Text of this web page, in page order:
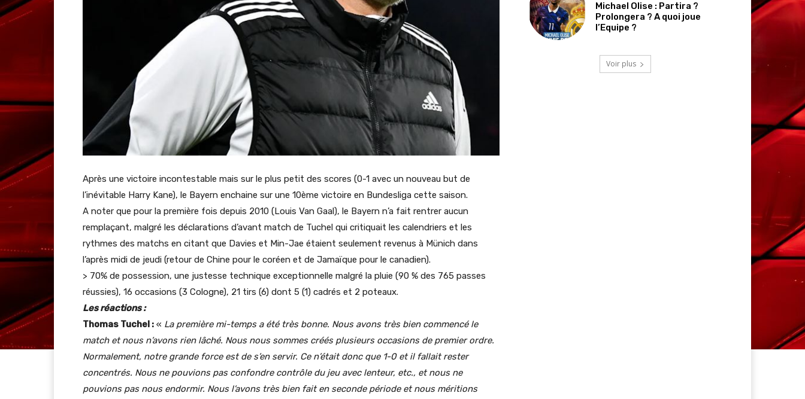
Après une victoire incontestable mais sur le plus petit des scores (0-1 avec un nouveau but de
l’inévitable Harry Kane), le Bayern enchaine sur une 10ème victoire en Bundesliga cette saison.
A noter que pour la première fois depuis 2010 (Louis Van Gaal), le Bayern n’a fait rentrer aucun
remplaçant, malgré les déclarations d’avant match de Tuchel qui critiquait les calendriers et les
rythmes des matchs en citant que Davies et Min-Jae étaient seulement revenus à Münich dans
l’après midi de jeudi (retour de Chine pour le coréen et de Jamaïque pour le canadien).
> 70% de possession, une justesse technique exceptionnelle malgré la pluie (90 % des 765 passes
réussies), 16 occasions (3 Cologne), 21 tirs (6) dont 5 (1) cadrés et 2 poteaux.
Les réactions :
Thomas Tuchel : « La première mi-temps a été très bonne. Nous avons très bien commencé le
match et nous n’avons rien lâché. Nous nous sommes créés plusieurs occasions de premier ordre.
Normalement, notre grande force est de s’en servir. Ce n’était donc que 1-0 et il fallait rester
concentrés. Nous ne pouvions pas confondre contrôle du jeu avec lenteur, etc., et nous ne
pouvions pas nous endormir. Nous l’avons très bien fait en seconde période et nous méritions
Michael Olise : Partira ?
Prolongera ? A quoi joue
l’Equipe ?
Voir plus